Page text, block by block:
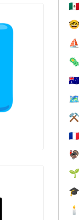
🇲🇽
🤓
⛵️
🦠
🇦🇺
🗺️
⚒️
🇫🇷
🦃
🌱
🎓
🕯